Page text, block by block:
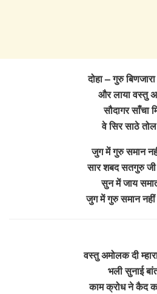
दोहा – गुरु बिणजारा
और लाया वस्तु
सौदागर साँचा
वे सिर साठे
जुग में गुरु समान
सार शबद सतगुरु जी
सुन में जाय
जुग में गुरु समान नहीं
वस्तु अमोलक दी
भली सुनाई
काम क्रोध ने कैद